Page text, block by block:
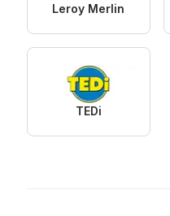
Leroy Merlin
TEDi